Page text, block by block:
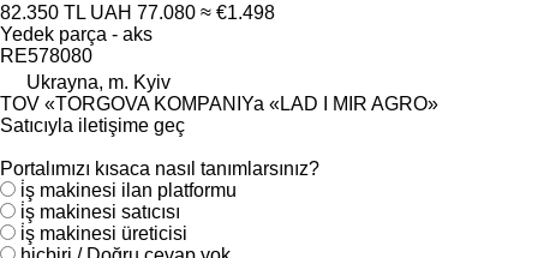
82.350 TL UAH 77.080 ≈ €1.498
Yedek parça - aks
RE578080
Ukrayna, m. Kyiv
TOV «TORGOVA KOMPANIYa «LAD I MIR AGRO»
Satıcıyla iletişime geç
Portalımızı kısaca nasıl tanımlarsınız?
i̇ş makinesi ilan platformu
i̇ş makinesi satıcısı
i̇ş makinesi üreticisi